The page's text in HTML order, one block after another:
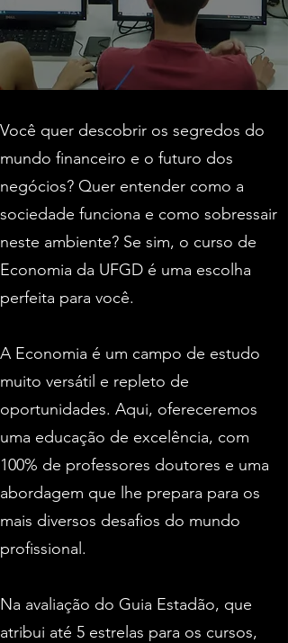
Você quer descobrir os segredos do
mundo financeiro e o futuro dos
negócios? Quer entender como a
sociedade funciona e como sobressair
neste ambiente? Se sim, o curso de
Economia da UFGD é uma escolha
perfeita para você.
A Economia é um campo de estudo
muito versátil e repleto de
oportunidades. Aqui, ofereceremos
uma educação de excelência, com
100% de professores doutores e uma
abordagem que lhe prepara para os
mais diversos desafios do mundo
profissional.
Na avaliação do Guia Estadão, que
atribui até 5 estrelas para os cursos,